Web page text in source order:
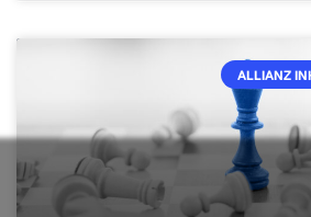
ALLIANZ